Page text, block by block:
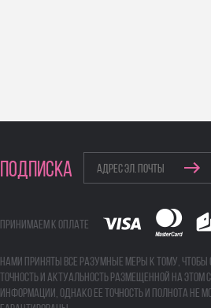
ПОДПИСКА
Принимаем к оплате
Нами приняты все разумные меры к тому, чтобы
точность и актуальность размещенной на этом
информации, однако ее точность и полнота не